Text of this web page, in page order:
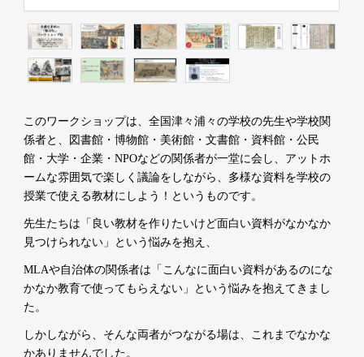
このワークショップは、全国津々浦々の学校の先生や学校関
係者と、図書館・博物館・美術館・文書館・資料館・公民
館・大学・企業・NPOなどの関係者が一堂に会し、アットホ
ームな雰囲気で楽しく議論をしながら、 多様な資料を学校の
授業で使える教材にしよう！というものです。
先生たちは「良い教材を作りたいけど面白い資料がなかなか
見つけられない」という悩みを抱え、
MLAや自治体の関係者は「こんなに面白い資料があるのにな
かなか教育で使ってもらえない」という悩みを抱えてきまし
た。
しかしながら、そんな両者がつながる場は、これまでなかな
かありませんでした。